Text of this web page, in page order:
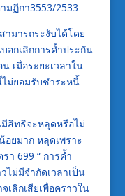
ฏีกา3553/2533
มารถระงับได้โดย
อกเลิกการค้ำประกัน
เมื่อระยะเวลาใน
ม่ยอมรับชำระหนี้
สิทธิจะหลุดหรือไม่
อยมาก หลุดเพราะ
า 699 “ การค้ำ
ไม่มีจำกัดเวลาเป็น
ลิกเสียเพื่อคราวใน